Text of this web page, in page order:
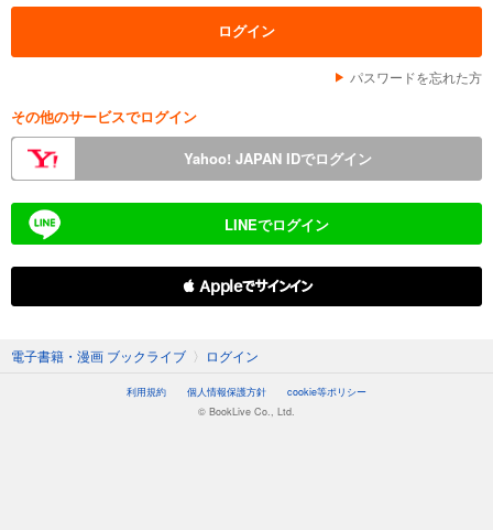
パスワードを忘れた方
その他のサービスでログイン
Yahoo! JAPAN IDでログイン
LINEでログイン
 Appleでサインイン
電子書籍・漫画 ブックライブ 〉 ログイン
利用規約 個人情報保護方針
cookie等ポリシー
© BookLive Co., Ltd.